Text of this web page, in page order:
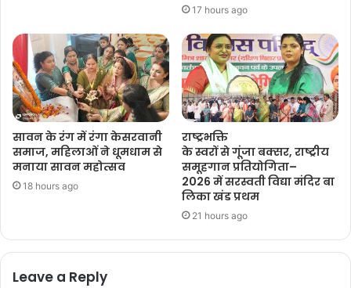
17 hours ago
सावन के रंग में रंगा केसरवानी
समाज, महिलाओं ने धूमधाम से
मनाया सावन महोत्सव
18 hours ago
राष्ट्रभक्ति
के स्वरों से गूंजा बक्सर, राष्ट्रीय
समूहगान प्रतियोगिता–
2026 में सरस्वती विद्या मंदिर बा
लिका खंड प्रथम
21 hours ago
Leave a Reply